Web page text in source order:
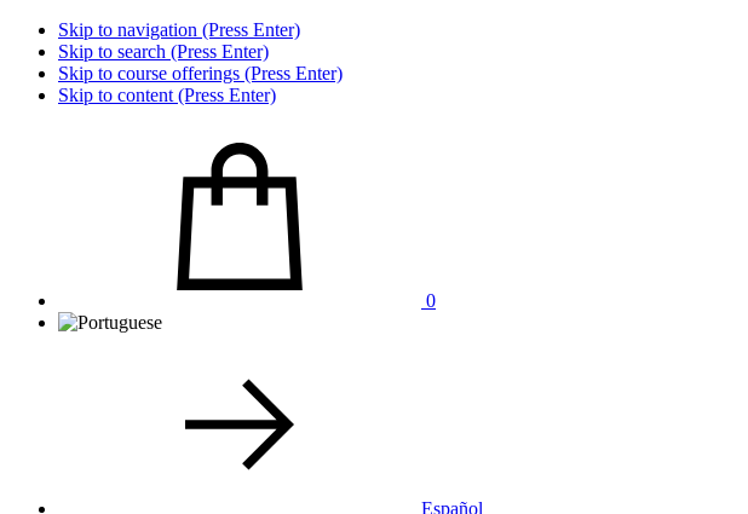
Skip to navigation (Press Enter)
Skip to search (Press Enter)
Skip to course offerings (Press Enter)
Skip to content (Press Enter)
0
Español